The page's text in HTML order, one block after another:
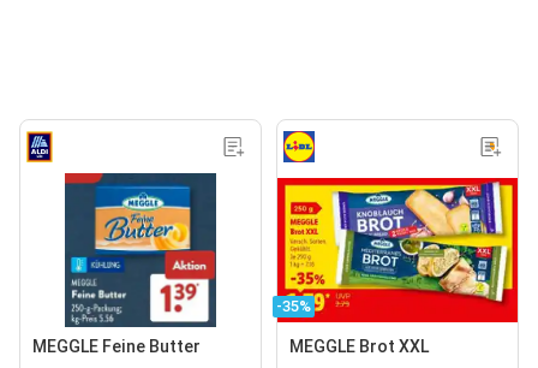
MEGGLE Feine Butter
-35%
MEGGLE Brot XXL